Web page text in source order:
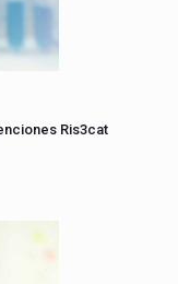
Ris3cat